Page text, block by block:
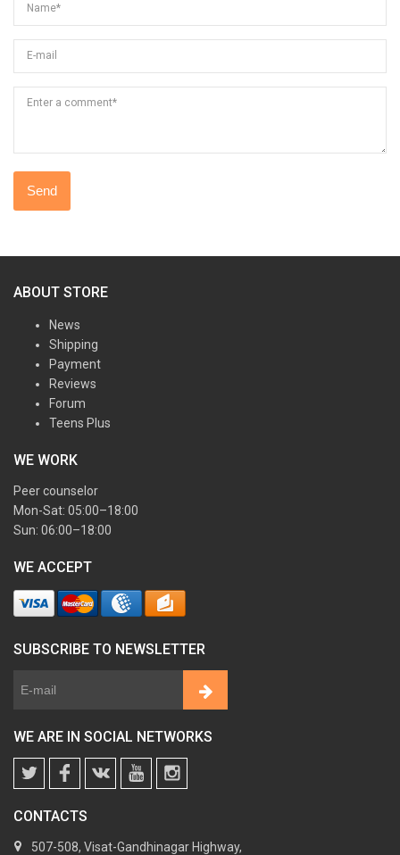
Name*
E-mail
Enter a comment*
ABOUT STORE
News
Shipping
Payment
Reviews
Forum
Teens Plus
WE WORK
Peer counselor
Mon-Sat: 05:00–18:00
Sun: 06:00–18:00
WE ACCEPT
SUBSCRIBE TO NEWSLETTER
WE ARE IN SOCIAL NETWORKS
CONTACTS
507-508, Visat-Gandhinagar Highway,